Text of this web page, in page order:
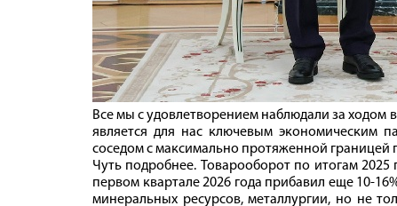
Все мы с удовлетворением наблюдали за ходом
является для нас ключевым экономическим
соседом с максимально протяженной границей
Чуть подробнее. Товарооборот по итогам
первом квартале 2026 года прибавил еще 10-
минеральных ресурсов, металлургии, но не